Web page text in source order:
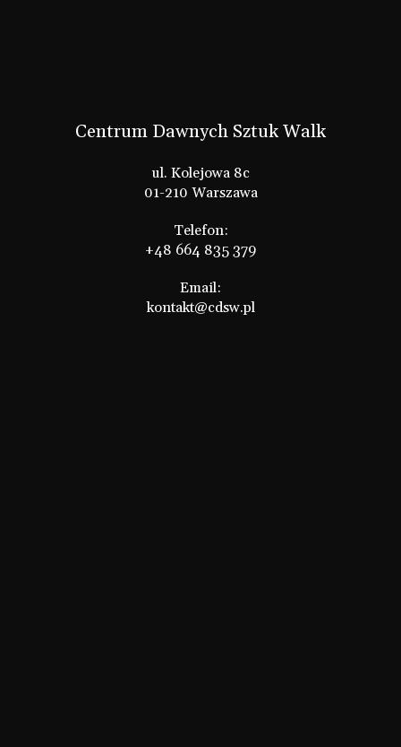
Centrum Dawnych Sztuk Walk
ul. Kolejowa 8c
01-210 Warszawa
Telefon:
+48 664 835 379
Email:
kontakt@cdsw.pl